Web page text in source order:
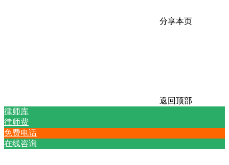
分享本页
返回顶部
律师库
律师费
免费电话
在线咨询